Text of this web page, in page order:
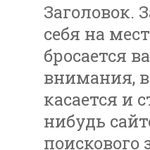
Заголовок.
себя на
бросается
внимания,
касается и
нибудь